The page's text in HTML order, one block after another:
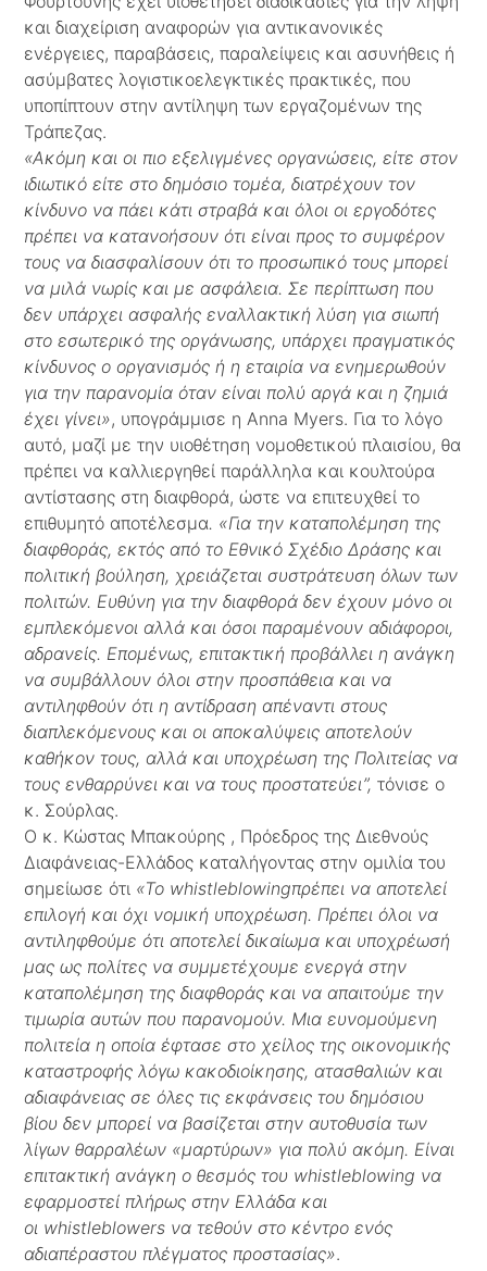
και διαχείριση αναφορών για αντικανονικές
ενέργειες, παραβάσεις, παραλείψεις και ασυνήθεις ή
ασύμβατες λογιστικοελεγκτικές πρακτικές, που
υποπίπτουν στην αντίληψη των εργαζομένων της
Τράπεζας.
«Ακόμη και οι πιο εξελιγμένες οργανώσεις, είτε στον
ιδιωτικό είτε στο δημόσιο τομέα, διατρέχουν τον
κίνδυνο να πάει κάτι στραβά και όλοι οι εργοδότες
πρέπει να κατανοήσουν ότι είναι προς το συμφέρον
τους να διασφαλίσουν ότι το προσωπικό τους μπορεί
να μιλά νωρίς και με ασφάλεια. Σε περίπτωση που
δεν υπάρχει ασφαλής εναλλακτική λύση για σιωπή
στο εσωτερικό της οργάνωσης, υπάρχει πραγματικός
κίνδυνος ο οργανισμός ή η εταιρία να ενημερωθούν
για την παρανομία όταν είναι πολύ αργά και η ζημιά
έχει γίνει», υπογράμμισε η Anna Myers. Για το λόγο
αυτό, μαζί με την υιοθέτηση νομοθετικού πλαισίου, θα
πρέπει να καλλιεργηθεί παράλληλα και κουλτούρα
αντίστασης στη διαφθορά, ώστε να επιτευχθεί το
επιθυμητό αποτέλεσμα. «Για την καταπολέμηση της
διαφθοράς, εκτός από το Εθνικό Σχέδιο Δράσης και
πολιτική βούληση, χρειάζεται συστράτευση όλων των
πολιτών. Ευθύνη για την διαφθορά δεν έχουν μόνο οι
εμπλεκόμενοι αλλά και όσοι παραμένουν αδιάφοροι,
αδρανείς. Επομένως, επιτακτική προβάλλει η ανάγκη
να συμβάλλουν όλοι στην προσπάθεια και να
αντιληφθούν ότι η αντίδραση απέναντι στους
διαπλεκόμενους και οι αποκαλύψεις αποτελούν
καθήκον τους, αλλά και υποχρέωση της Πολιτείας να
τους ενθαρρύνει και να τους προστατεύει”, τόνισε ο
κ. Σούρλας.
Ο κ. Κώστας Μπακούρης , Πρόεδρος της Διεθνούς
Διαφάνειας-Ελλάδος καταλήγοντας στην ομιλία του
σημείωσε ότι «Το whistleblowingπρέπει να αποτελεί
επιλογή και όχι νομική υποχρέωση. Πρέπει όλοι να
αντιληφθούμε ότι αποτελεί δικαίωμα και υποχρέωσή
μας ως πολίτες να συμμετέχουμε ενεργά στην
καταπολέμηση της διαφθοράς και να απαιτούμε την
τιμωρία αυτών που παρανομούν. Μια ευνομούμενη
πολιτεία η οποία έφτασε στο χείλος της οικονομικής
καταστροφής λόγω κακοδιοίκησης, ατασθαλιών και
αδιαφάνειας σε όλες τις εκφάνσεις του δημόσιου
βίου δεν μπορεί να βασίζεται στην αυτοθυσία των
λίγων θαρραλέων «μαρτύρων» για πολύ ακόμη. Είναι
επιτακτική ανάγκη ο θεσμός του whistleblowing να
εφαρμοστεί πλήρως στην Ελλάδα και
οι whistleblowers να τεθούν στο κέντρο ενός
αδιαπέραστου πλέγματος προστασίας».